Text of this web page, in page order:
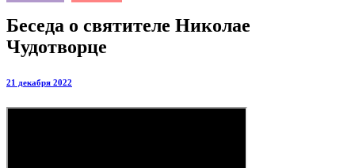
Беседа о святителе Николае
Чудотворце
21 декабря 2022